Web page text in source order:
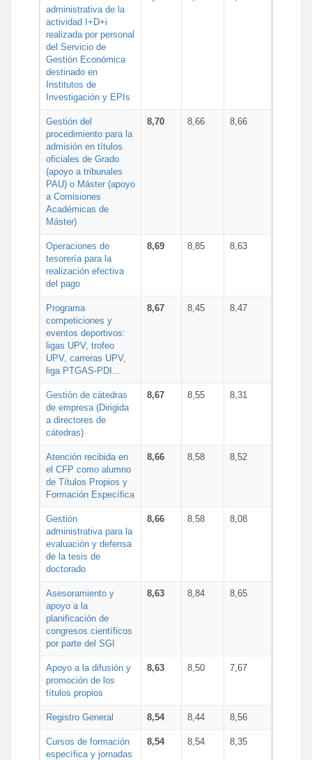
administrativa de la
actividad I+D+i
realizada por personal
del Servicio de
Gestión Económica
destinado en
Institutos de
Investigación y EPIs
Gestión del
procedimiento para la
admisión en títulos
oficiales de Grado
(apoyo a tribunales
PAU) o Máster (apoyo
a Comisiones
Académicas de
Máster)
8,70 8,66 8,66
Operaciones de
tesorería para la
realización efectiva
del pago
8,69 8,85 8,63
Programa
competiciones y
eventos deportivos:
ligas UPV, trofeo
UPV, carreras UPV,
liga PTGAS-PDI...
8,67 8,45 8,47
Gestión de cátedras
de empresa (Dirigida
a directores de
cátedras)
8,67 8,55 8,31
Atención recibida en
el CFP como alumno
de Títulos Propios y
Formación Específica
8,66 8,58 8,52
Gestión
administrativa para la
evaluación y defensa
de la tesis de
doctorado
8,66 8,58 8,08
Asesoramiento y
apoyo a la
planificación de
congresos científicos
por parte del SGI
8,63 8,84 8,65
Apoyo a la difusión y
promoción de los
títulos propios
8,63 8,50 7,67
Registro General 8,54 8,44 8,56
Cursos de formación
específica y jornadas
8,54 8,54 8,35